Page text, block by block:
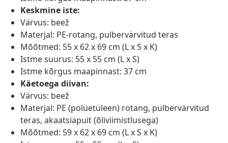
Keskmine iste:
Värvus: beež
Materjal: PE-rotang, pulbervärvitud teras
Mõõtmed: 55 x 62 x 69 cm (L x S x K)
Istme suurus: 55 x 55 cm (L x S)
Istme kõrgus maapinnast: 37 cm
Käetoega diivan:
Värvus: beež
Materjal: PE (polüetüleen) rotang, pulbervärvitud
teras, akaatsiapuit (õliviimistlusega)
Mõõtmed: 59 x 62 x 69 cm (L x S x K)